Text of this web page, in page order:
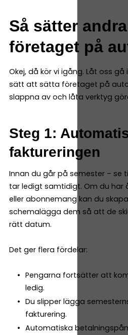
Så sätter
företaget på
Okej, då kör vi igång. Låt oss
sätt att sätta företaget på
slappna av och låta verktyg
Steg 1:
faktureringen
Innan du går på semester – se
tar ledigt samtidigt. Om du har
eller abonnemang kan du
schemalägga dem så att de
rätt datum.
Det ger flera fördelar:
Pengarna fortsätter att
ledig.
Du slipper lägga
fakturering.
Automatiska